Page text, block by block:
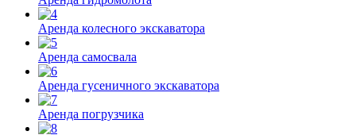
Аренда колесного экскаватора
Аренда самосвала
Аренда гусеничного экскаватора
Аренда погрузчика